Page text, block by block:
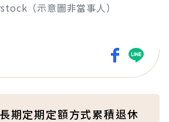
（示意圖非當事人）
期定期定額方式累積退休